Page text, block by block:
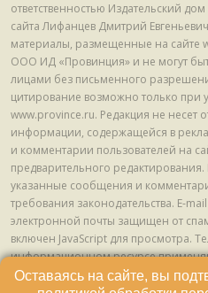
ответственностью Издательский
сайта Лифанцев Дмитрий
материалы, размещенные на сайте
ООО ИД «Провинция» и не могут
лицами без письменного
цитирование возможно только при
www.province.ru. Редакция не несет
информации, содержащейся в
и комментарии пользователей на
предварительного редактирования.
указанные сообщения и
требования законодательства. E-
электронной почты защищен от
включен JavaScript для просмотра.
информационном ресурсе
технологии (информационные
Оставаясь на сайте, вы